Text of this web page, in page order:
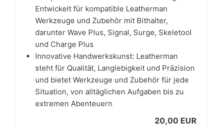
Entwickelt für kompatible Leatherman
Werkzeuge und Zubehör mit Bithalter,
darunter Wave Plus, Signal, Surge, Skeletool
und Charge Plus
Innovative Handwerkskunst: Leatherman
steht für Qualität, Langlebigkeit und Präzision
und bietet Werkzeuge und Zubehör für jede
Situation, von alltäglichen Aufgaben bis zu
extremen Abenteuern
20,00 EUR